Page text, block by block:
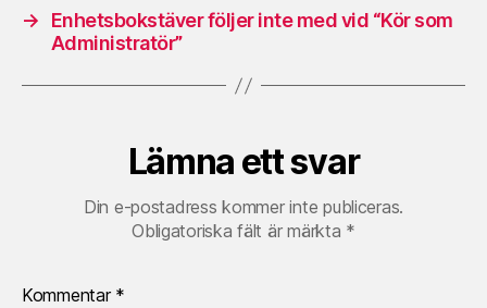
→
Enhetsbokstäver följer inte med vid “Kör som
Administratör”
Lämna ett svar
Din e-postadress kommer inte publiceras.
Obligatoriska fält är märkta *
Kommentar *